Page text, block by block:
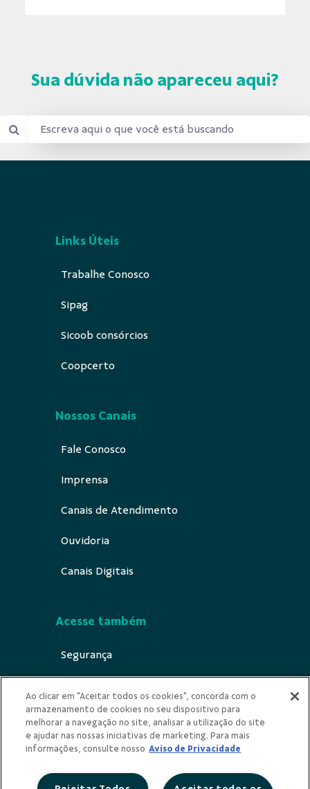
Sua dúvida não apareceu aqui?
Links Úteis
Trabalhe Conosco
Sipag
Sicoob consórcios
Coopcerto
Nossos Canais
Fale Conosco
Imprensa
Canais de Atendimento
Ouvidoria
Canais Digitais
Acesse também
Segurança
Privacidade
Urna Ética
Ao clicar em "Aceitar todos os cookies", concorda com o
armazenamento de cookies no seu dispositivo para
melhorar a navegação no site, analisar a utilização do site
e ajudar nas nossas iniciativas de marketing. Para mais
informações, consulte nosso Aviso de Privacidade